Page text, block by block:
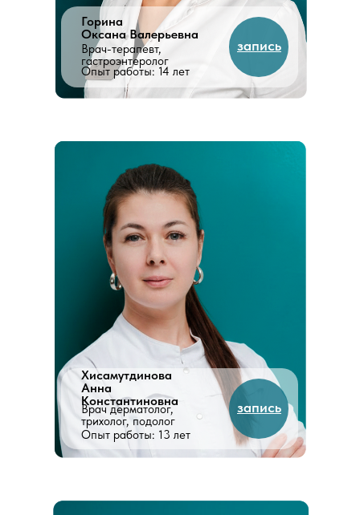
Врач-терапевт,
гастроэнтеролог
Горина
Оксана Валерьевна
Опыт работы: 13 лет
Хисамутдинова
Анна
Константиновна
Врач дерматолог,
трихолог, подолог
Опыт работы: 14 лет
запись
запись